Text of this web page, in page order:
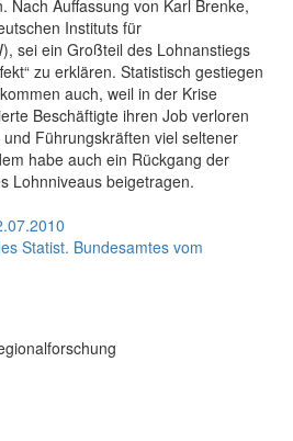
Nach Auffassung von Karl Brenke,
Instituts für
sei ein Großteil des Lohnanstiegs
zu erklären. Statistisch gestiegen
auch, weil in der Krise
Beschäftigte ihren Job verloren
Führungskräften viel seltener
habe auch ein Rückgang der
Lohnniveaus beigetragen.
Statist. Bundesamtes vom